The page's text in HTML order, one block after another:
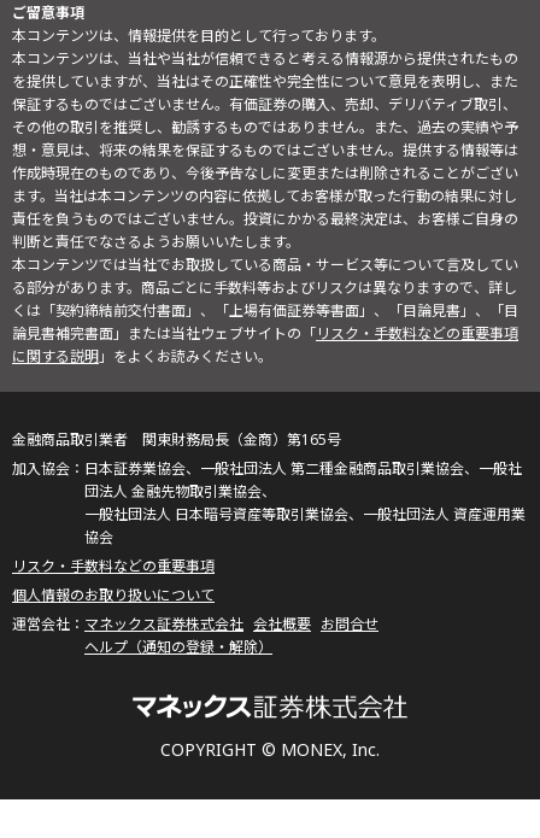
ご留意事項
本コンテンツは、情報提供を目的として行っております。
本コンテンツは、当社や当社が信頼できると考える情報源から提供されたもの
を提供していますが、当社はその正確性や完全性について意見を表明し、また
保証するものではございません。有価証券の購入、売却、デリバティブ取引、
その他の取引を推奨し、勧誘するものではありません。また、過去の実績や予
想・意見は、将来の結果を保証するものではございません。提供する情報等は
作成時現在のものであり、今後予告なしに変更または削除されることがござい
ます。当社は本コンテンツの内容に依拠してお客様が取った行動の結果に対し
責任を負うものではございません。投資にかかる最終決定は、お客様ご自身の
判断と責任でなさるようお願いいたします。
本コンテンツでは当社でお取扱している商品・サービス等について言及してい
る部分があります。商品ごとに手数料等およびリスクは異なりますので、詳し
くは「契約締結前交付書面」、「上場有価証券等書面」、「目論見書」、「目
論見書補完書面」または当社ウェブサイトの「リスク・手数料などの重要事項
に関する説明」をよくお読みください。
COPYRIGHT © MONEX, Inc.
金融商品取引業者 関東財務局長（金商）第165号
日本証券業協会、一般社団法人 第二種金融商品取引業協会、一般社
団法人 金融先物取引業協会、
一般社団法人 日本暗号資産等取引業協会、一般社団法人 資産運用業
協会
リスク・手数料などの重要事項
個人情報のお取り扱いについて
マネックス証券株式会社 会社概要 お問合せ
ヘルプ（通知の登録・解除）